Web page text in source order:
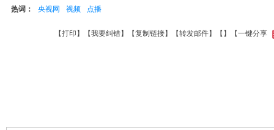
热词： 央视网 视频 点播
【打印 】【我要纠错】【复制链接】【转发邮件】【 】 【一键分享